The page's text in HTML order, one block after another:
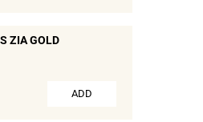
ZIA GOLD
ADD